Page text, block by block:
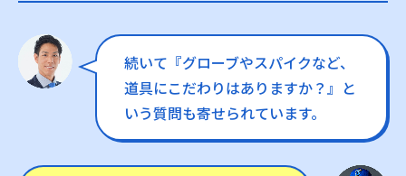
続いて『グローブやスパイクなど、
道具にこだわりはありますか？』と
いう質問も寄せられています。